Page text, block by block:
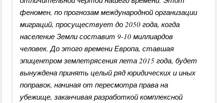
феномен, по прогнозам международной организации
миграций, просуществует до 2050 года, когда
население Земли составит 9-10 миллиардов
человек. До этого времени Европа, ставшая
эпицентром землетрясения лета 2015 года, будет
вынуждена принять целый ряд юридических и иных
поправок, начиная от пересмотра права на
убежище, заканчивая разработкой комплексной